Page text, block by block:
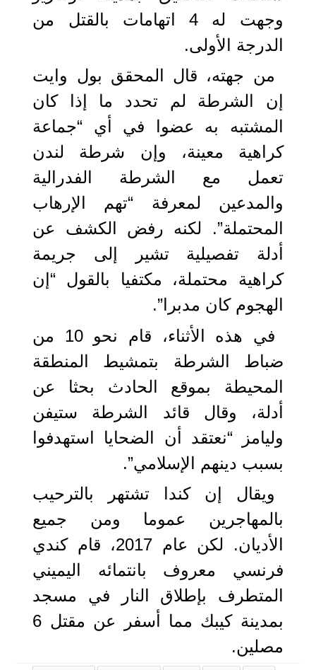
وجهت له 4 اتهامات بالقتل من
الدرجة الأولى.
من جهته، قال المحقق بول وايت
إن الشرطة لم تحدد ما إذا كان
المشتبه به عضوا في أي “جماعة
كراهية معينة، وإن شرطة لندن
تعمل مع الشرطة الفدرالية
والمدعين لمعرفة “تهم الإرهاب
المحتملة”. لكنه رفض الكشف عن
أدلة تفصيلية تشير إلى جريمة
كراهية محتملة، مكتفيا بالقول “إن
الهجوم كان مدبرا”.
في هذه الأثناء، قام نحو 10 من
ضباط الشرطة بتمشيط المنطقة
المحيطة بموقع الحادث بحثا عن
أدلة، وقال قائد الشرطة ستيفن
وليامز “نعتقد أن الضحايا استهدفوا
بسبب دينهم الإسلامي”.
ويقال إن كندا تشتهر بالترحيب
بالمهاجرين عموما ومن جميع
الأديان. لكن عام 2017، قام كندي
فرنسي معروف بانتمائه اليميني
المتطرف بإطلاق النار في مسجد
بمدينة كيبك مما أسفر عن مقتل 6
مصلين.